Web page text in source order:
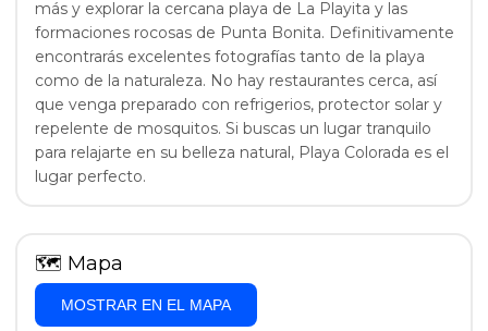
más y explorar la cercana playa de La Playita y las
formaciones rocosas de Punta Bonita. Definitivamente
encontrarás excelentes fotografías tanto de la playa
como de la naturaleza. No hay restaurantes cerca, así
que venga preparado con refrigerios, protector solar y
repelente de mosquitos. Si buscas un lugar tranquilo
para relajarte en su belleza natural, Playa Colorada es el
lugar perfecto.
🗺 Mapa
MOSTRAR EN EL MAPA